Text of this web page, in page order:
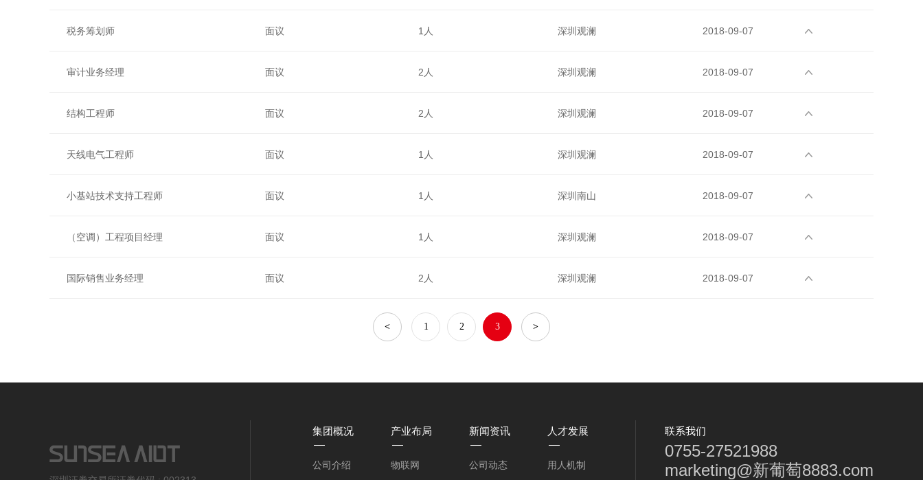
税务筹划师 面议 1人 深圳观澜 2018-09-07
审计业务经理 面议 2人 深圳观澜 2018-09-07
结构工程师 面议 2人 深圳观澜 2018-09-07
天线电气工程师 面议 1人 深圳观澜 2018-09-07
小基站技术支持工程师 面议 1人 深圳南山 2018-09-07
（空调）工程项目经理 面议 1人 深圳观澜 2018-09-07
国际销售业务经理 面议 2人 深圳观澜 2018-09-07
< 1 2 3 >
集团概况
公司介绍
产业布局
物联网
新闻资讯
公司动态
人才发展
用人机制
联系我们
0755-27521988
marketing@新葡萄8883.com